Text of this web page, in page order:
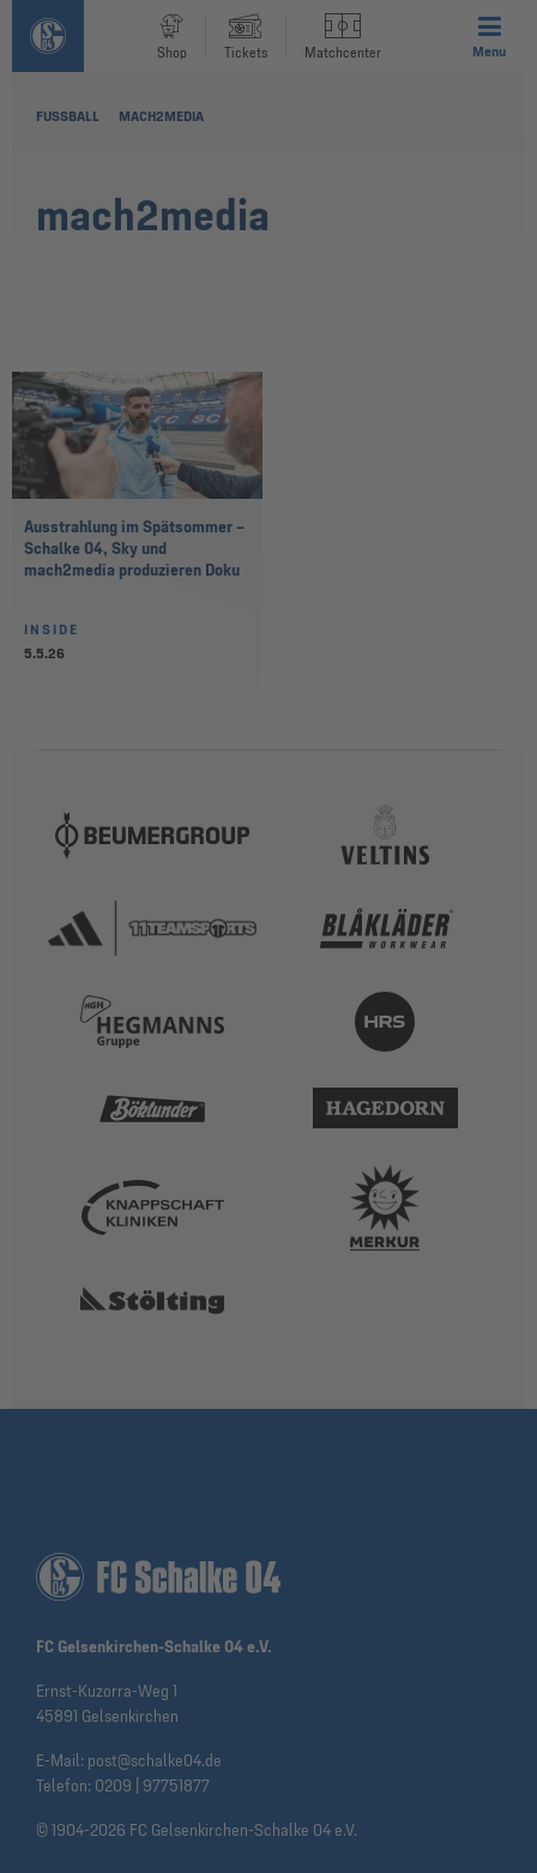
Shop Tickets Matchcenter Menu
FUSSBALL MACH2MEDIA
mach2media
Ausstrahlung im Spätsommer –
Schalke 04, Sky und
mach2media produzieren Doku
INSIDE
5.5.26
FC Gelsenkirchen-Schalke 04 e.V.
Ernst-Kuzorra-Weg 1
45891 Gelsenkirchen
E-Mail: post@schalke04.de
Telefon: 0209 | 97751877
© 1904-2026 FC Gelsenkirchen-Schalke 04 e.V.